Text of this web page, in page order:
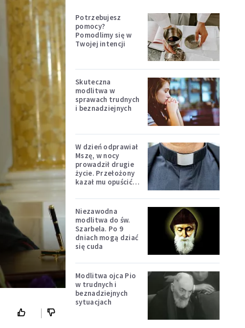
Potrzebujesz
pomocy?
Pomodlimy się w
Twojej intencji
Skuteczna
modlitwa w
sprawach trudnych
i beznadziejnych
W dzień odprawiał
Mszę, w nocy
prowadził drugie
życie. Przełożony
kazał mu opuścić
Niezawodna
modlitwa do św.
Szarbela. Po 9
dniach mogą dziać
się cuda
Modlitwa ojca Pio
w trudnych i
beznadziejnych
sytuacjach